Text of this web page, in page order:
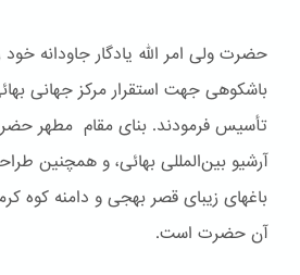
حضرت ولی امر الله یادگار جاودانه خود
باشكوهی جهت استقرار مرکز جهانی
تأسیس فرمودند. بنای مقام مطهر
آرشیو بین‌المللی بهائی، و همچنین
باغهای زیبای قصر بهجی و دامنه کوه
آن حضرت است.